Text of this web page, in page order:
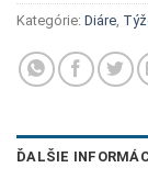
Kategórie: Diáre
ĎALŠIE